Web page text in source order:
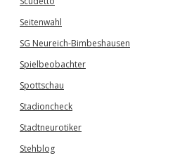
Seitenwahl
SG Neureich-Bimbeshausen
Spielbeobachter
Spottschau
Stadioncheck
Stadtneurotiker
Stehblog